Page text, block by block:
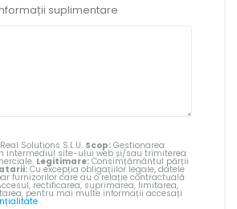
suplimentare
Solutions S.L.U. Scop: Gestionarea
intermediul site-ului web și/sau trimiterea
Legitimare: Consimțământul părții
Cu excepția obligațiilor legale, datele
furnizorilor care au o relație contractuală
rectificarea, suprimarea, limitarea,
pentru mai multe informații accesați
.